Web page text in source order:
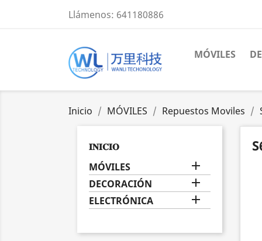
Llámenos: 641180886
MÓVILES
Inicio MÓVILES Repuestos Moviles
𝐈𝐍𝐈𝐂𝐈𝐎
MÓVILES 
DECORACIÓN 
ELECTRÓNICA 